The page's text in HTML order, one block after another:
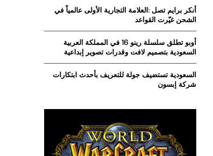
أنكر برايم تصل :العلامة التجارية الأولى عالمياً في
الشحن غيّرت القواعد
أوبو تطلق سلسلة رينو 16 في المملكة العربية
السعودية بتصميم لافت وقدرات تصوير إبداعية
السعودية تستضيف جولة للتعريف بأحدث ابتكارات
شركة إبسون